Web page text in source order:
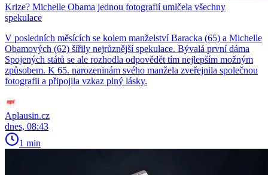
Krize? Michelle Obama jednou fotografií umlčela všechny
spekulace
V posledních měsících se kolem manželství Baracka (65) a Michelle
Obamových (62) šířily nejrůznější spekulace. Bývalá první dáma
Spojených států se ale rozhodla odpovědět tím nejlepším možným
způsobem. K 65. narozeninám svého manžela zveřejnila společnou
fotografii a připojila vzkaz plný lásky.
Aplausin.cz
dnes, 08:43
1 min